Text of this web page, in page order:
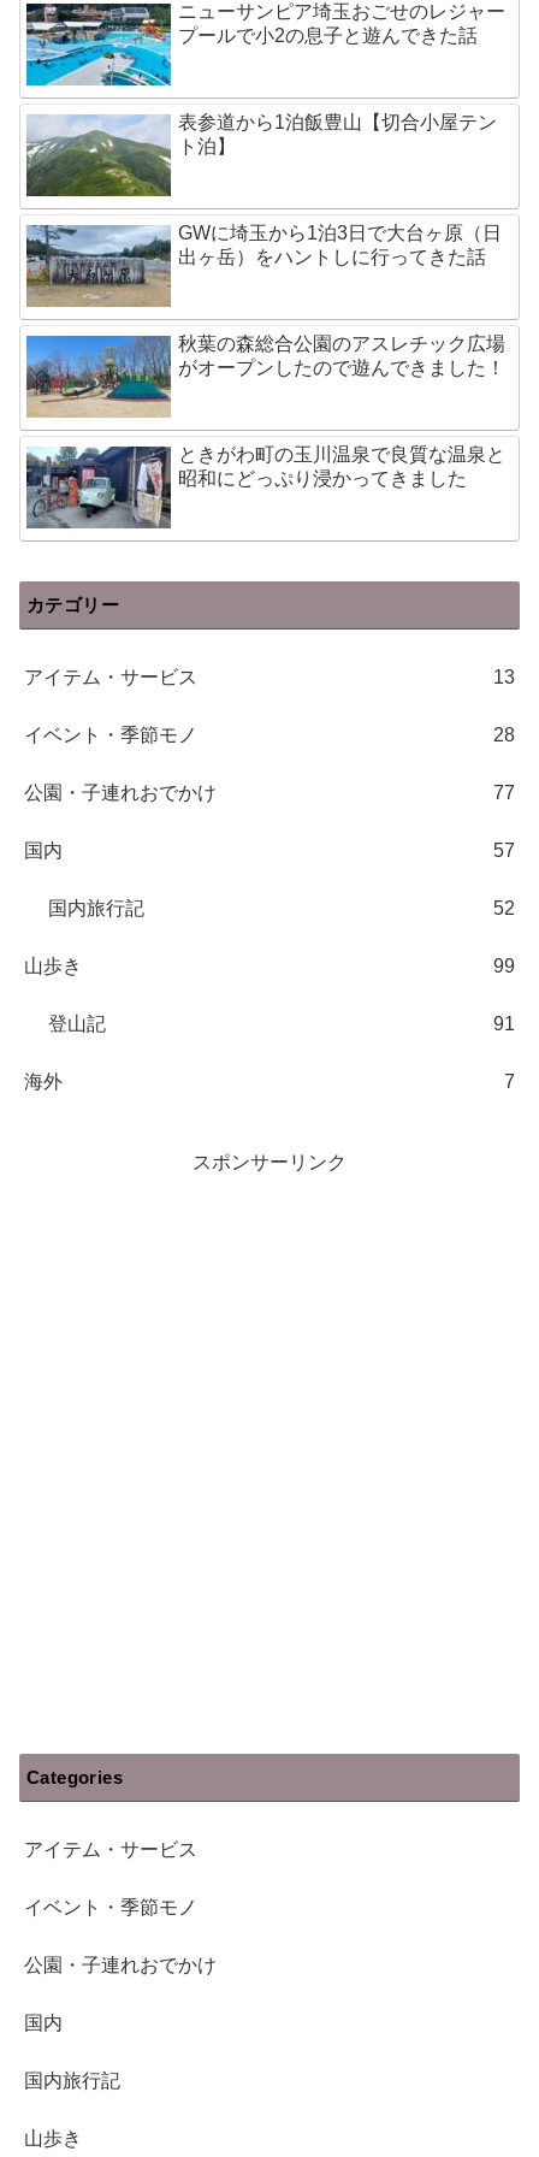
ニューサンピア埼玉おごせのレジャー
プールで小2の息子と遊んできた話
表参道から1泊飯豊山【切合小屋テン
ト泊】
GWに埼玉から1泊3日で大台ヶ原（日
出ヶ岳）をハントしに行ってきた話
秋葉の森総合公園のアスレチック広場
がオープンしたので遊んできました！
ときがわ町の玉川温泉で良質な温泉と
昭和にどっぷり浸かってきました
カテゴリー
アイテム・サービス 13
イベント・季節モノ 28
公園・子連れおでかけ 77
国内 57
国内旅行記 52
山歩き 99
登山記 91
海外 7
スポンサーリンク
Categories
アイテム・サービス
イベント・季節モノ
公園・子連れおでかけ
国内
国内旅行記
山歩き